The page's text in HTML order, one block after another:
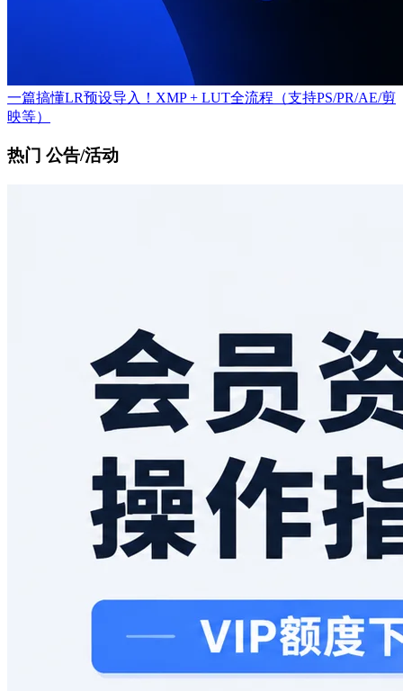
一篇搞懂LR预设导入！XMP + LUT全流程（支持PS/PR/AE/剪
映等）
热门 公告/活动